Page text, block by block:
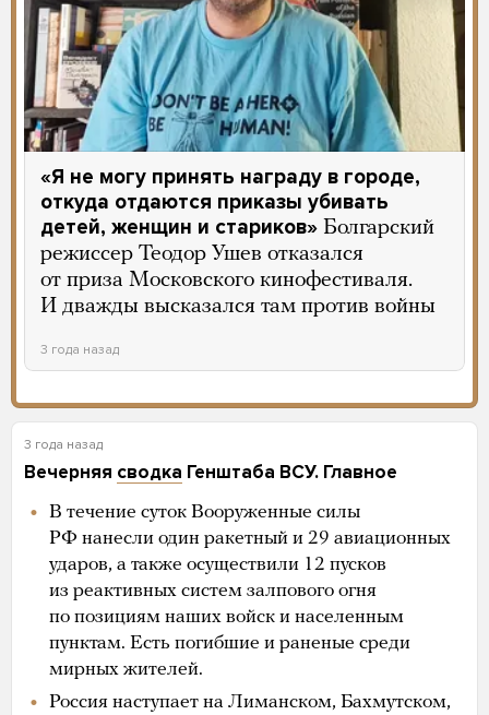
«Я не могу принять награду в городе,
откуда отдаются приказы убивать
детей, женщин и стариков» Болгарский
режиссер Теодор Ушев отказался
от приза Московского кинофестиваля.
И дважды высказался там против войны
3 года назад
3 года назад
Вечерняя сводка Генштаба ВСУ. Главное
В течение суток Вооруженные силы
РФ нанесли один ракетный и 29 авиационных
ударов, а также осуществили 12 пусков
из реактивных систем залпового огня
по позициям наших войск и населенным
пунктам. Есть погибшие и раненые среди
мирных жителей.
Россия наступает на Лиманском, Бахмутском,